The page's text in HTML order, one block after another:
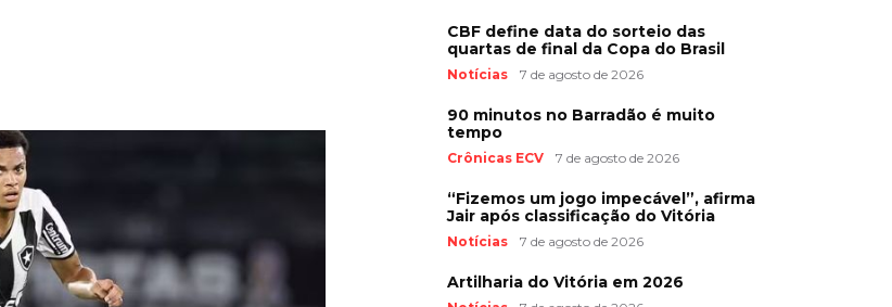
CBF define data do sorteio das
quartas de final da Copa do Brasil
Notícias 7 de agosto de 2026
90 minutos no Barradão é muito
tempo
Crônicas ECV 7 de agosto de 2026
“Fizemos um jogo impecável”, afirma
Jair após classificação do Vitória
Notícias 7 de agosto de 2026
Artilharia do Vitória em 2026